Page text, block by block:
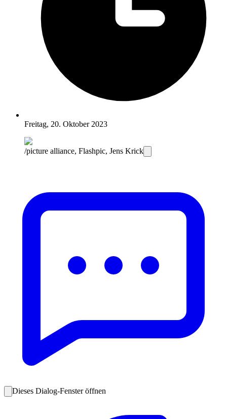
Freitag, 20. Oktober 2023
/picture alliance, Flashpic, Jens Krick
Dieses Dialog-Fenster öffnen